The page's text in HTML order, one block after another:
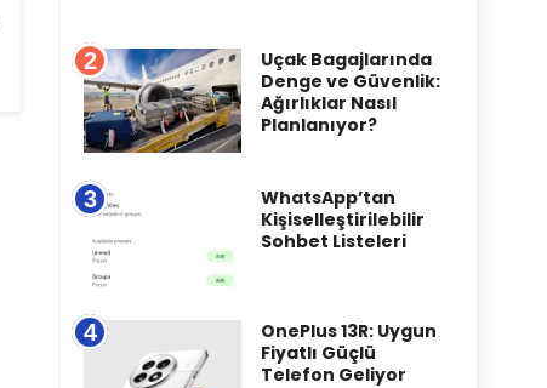
2
Uçak Bagajlarında
Denge ve Güvenlik:
Ağırlıklar Nasıl
Planlanıyor?
3
WhatsApp’tan
Kişiselleştirilebilir
Sohbet Listeleri
4
OnePlus 13R: Uygun
Fiyatlı Güçlü
Telefon Geliyor